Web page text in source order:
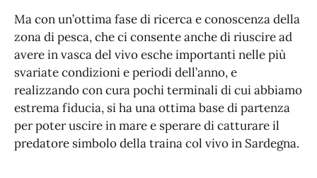
Ma con un’ottima fase di ricerca e conoscenza della
zona di pesca, che ci consente anche di riuscire ad
avere in vasca del vivo esche importanti nelle più
svariate condizioni e periodi dell’anno, e
realizzando con cura pochi terminali di cui abbiamo
estrema fiducia, si ha una ottima base di partenza
per poter uscire in mare e sperare di catturare il
predatore simbolo della traina col vivo in Sardegna.